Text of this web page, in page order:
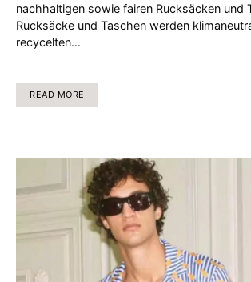
nachhaltigen sowie fairen Rucksäcken und
Rucksäcke und Taschen werden
recycelten…
READ MORE